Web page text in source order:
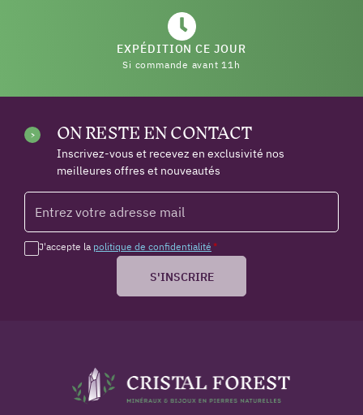
EXPÉDITION CE JOUR
Si commande avant 11h
ON RESTE EN CONTACT
Inscrivez-vous et recevez en exclusivité nos
meilleures offres et nouveautés
J'accepte la politique de confidentialité *
S'INSCRIRE